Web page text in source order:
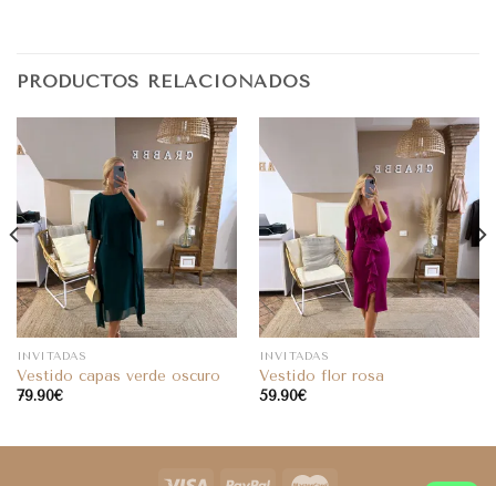
PRODUCTOS RELACIONADOS
INVITADAS
Vestido capas verde oscuro
79.90€
INVITADAS
Vestido flor rosa
59.90€